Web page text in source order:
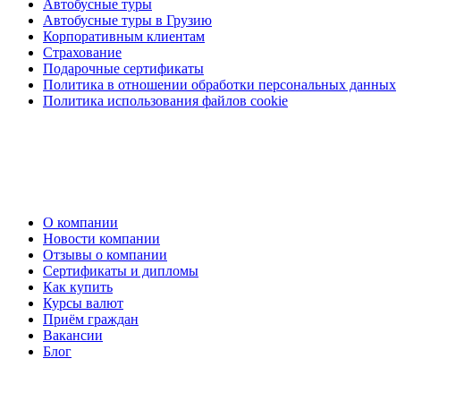
Автобусные туры
Автобусные туры в Грузию
Корпоративным клиентам
Страхование
Подарочные сертификаты
Политика в отношении обработки персональных данных
Политика использования файлов cookie
О компании
Новости компании
Отзывы о компании
Сертификаты и дипломы
Как купить
Курсы валют
Приём граждан
Вакансии
Блог